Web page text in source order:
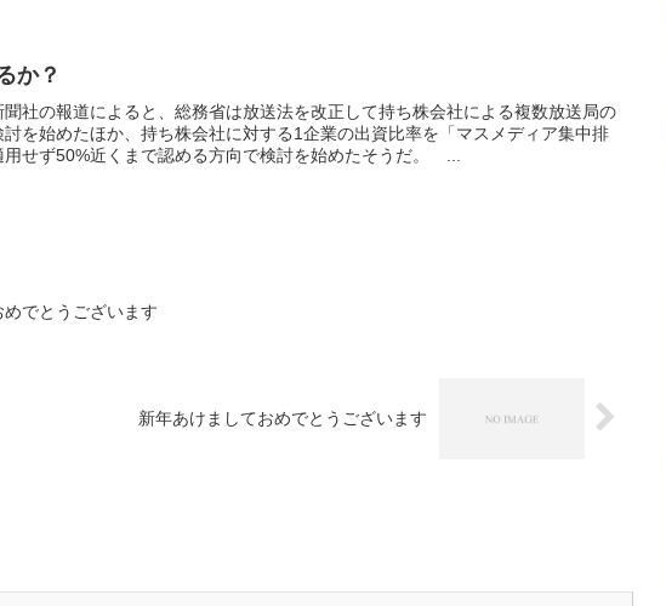
か？
社の報道によると、総務省は放送法を改正して持ち株会社による複数放送局の
を始めたほか、持ち株会社に対する1企業の出資比率を「マスメディア集中排
用せず50%近くまで認める方向で検討を始めたそうだ。 ...
でとうございます
新年あけましておめでとうございます